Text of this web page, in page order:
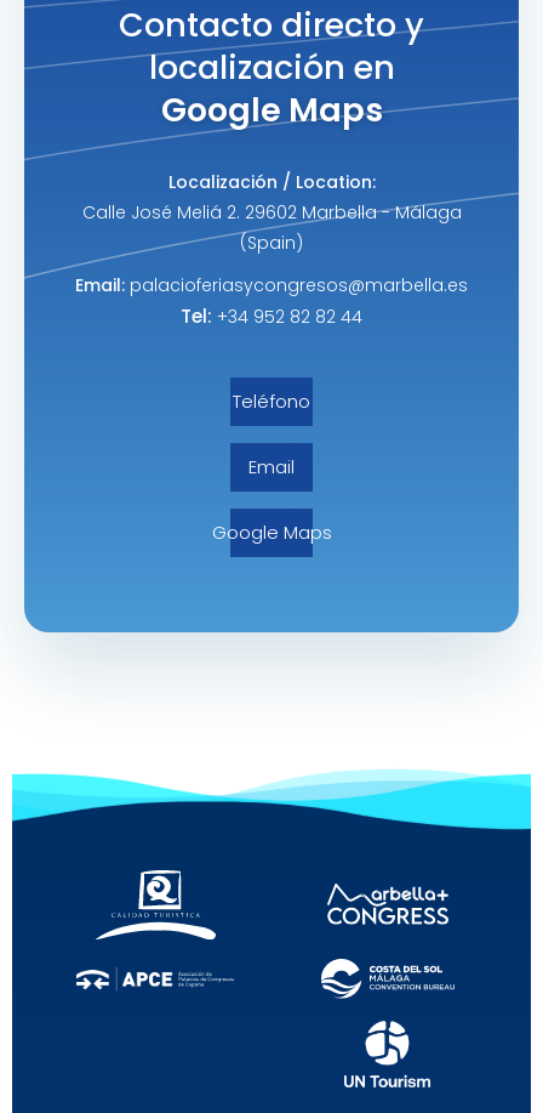
Contacto directo y
localización en
Google Maps
Localización / Location:
Calle José Meliá 2. 29602 Marbella - Málaga
(Spain)
Email: palacioferiasycongresos@marbella.es
Tel: +34 952 82 82 44
Teléfono
Email
Google Maps